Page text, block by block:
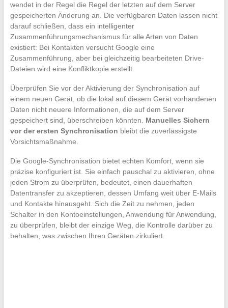
wendet in der Regel die Regel der letzten auf dem Server
gespeicherten Änderung an. Die verfügbaren Daten lassen nicht
darauf schließen, dass ein intelligenter
Zusammenführungsmechanismus für alle Arten von Daten
existiert: Bei Kontakten versucht Google eine
Zusammenführung, aber bei gleichzeitig bearbeiteten Drive-
Dateien wird eine Konfliktkopie erstellt.
Überprüfen Sie vor der Aktivierung der Synchronisation auf
einem neuen Gerät, ob die lokal auf diesem Gerät vorhandenen
Daten nicht neuere Informationen, die auf dem Server
gespeichert sind, überschreiben könnten. Manuelles Sichern
vor der ersten Synchronisation bleibt die zuverlässigste
Vorsichtsmaßnahme.
Die Google-Synchronisation bietet echten Komfort, wenn sie
präzise konfiguriert ist. Sie einfach pauschal zu aktivieren, ohne
jeden Strom zu überprüfen, bedeutet, einen dauerhaften
Datentransfer zu akzeptieren, dessen Umfang weit über E-Mails
und Kontakte hinausgeht. Sich die Zeit zu nehmen, jeden
Schalter in den Kontoeinstellungen, Anwendung für Anwendung,
zu überprüfen, bleibt der einzige Weg, die Kontrolle darüber zu
behalten, was zwischen Ihren Geräten zirkuliert.